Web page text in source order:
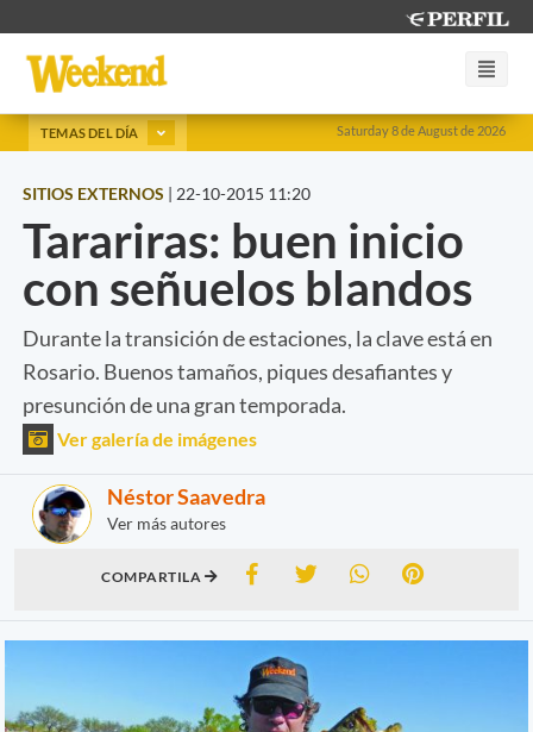
Saturday 8 de August de 2026
TEMAS DEL DÍA
SITIOS EXTERNOS | 22-10-2015 11:20
Tarariras: buen inicio
con señuelos blandos
Durante la transición de estaciones, la clave está en
Rosario. Buenos tamaños, piques desafiantes y
presunción de una gran temporada.
Ver galería de imágenes
Néstor Saavedra
Ver más autores
COMPARTILA